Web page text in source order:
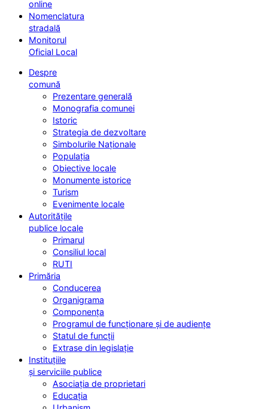
online
Nomenclatura
stradală
Monitorul
Oficial Local
Despre
comună
Prezentare generală
Monografia comunei
Istoric
Strategia de dezvoltare
Simbolurile Naționale
Populația
Obiective locale
Monumente istorice
Turism
Evenimente locale
Autoritățile
publice locale
Primarul
Consiliul local
RUTI
Primăria
Conducerea
Organigrama
Componența
Programul de funcționare și de audiențe
Statul de funcții
Extrase din legislație
Instituțiile
și serviciile publice
Asociația de proprietari
Educația